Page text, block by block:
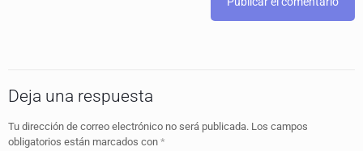
Deja una respuesta
Tu dirección de correo electrónico no será publicada. Los campos
obligatorios están marcados con *